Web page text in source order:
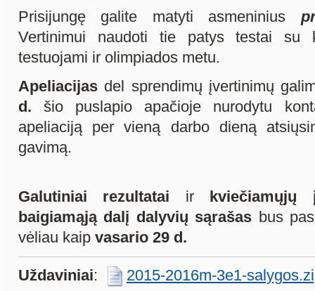
Prisijungę galite matyti asmeninius
Vertinimui naudoti tie patys testai su
testuojami ir olimpiados metu.
Apeliacijas del sprendimų įvertinimų
d. šio puslapio apačioje nurodytu
apeliaciją per vieną darbo dieną
gavimą.
Galutiniai rezultatai ir
baigiamąją dalį dalyvių sąrašas bus
vėliau kaip vasario 29 d.
Uždaviniai:
2015-2016m-3e1-